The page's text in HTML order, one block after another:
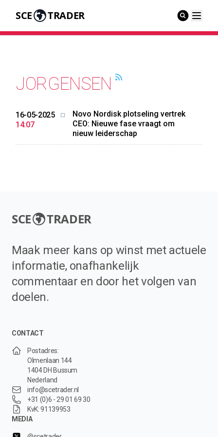
SCE TRADER
JORGENSEN
16-05-2025
14:07
Novo Nordisk plotseling vertrek
CEO: Nieuwe fase vraagt om
nieuw leiderschap
SCE TRADER
Maak meer kans op winst met actuele
informatie, onafhankelijk
commentaar en door het volgen van
doelen.
CONTACT
Postadres:
Olmenlaan 144
1404 DH Bussum
Nederland
info@scetrader.nl
+31 (0)6 - 29 01 69 30
KvK: 91139953
MEDIA